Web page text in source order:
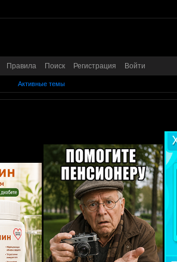
Правила Поиск Регистрация Войти
Активные темы